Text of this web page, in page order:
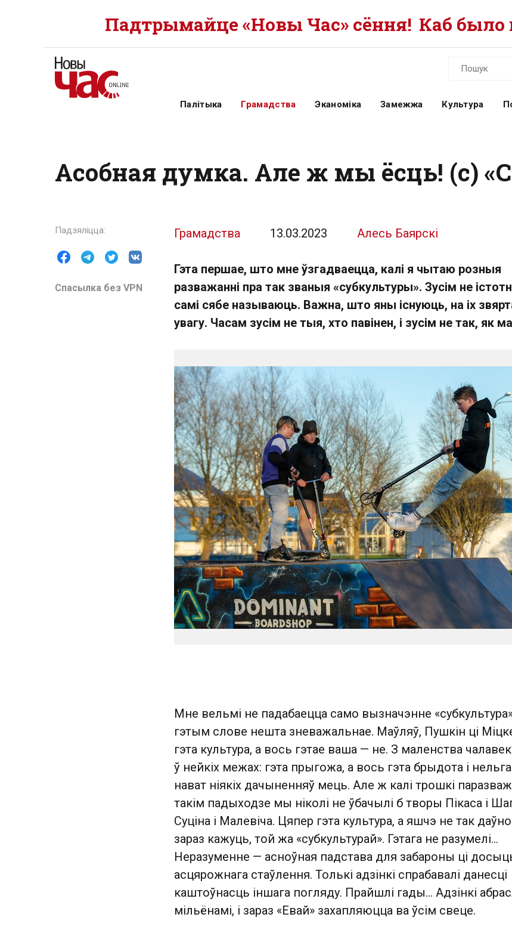
Падтрымайце «Новы Час» сёння! Каб было
Палітыка Грамадства Эканоміка Замежжа Культура
Асобная думка. Але ж мы ёсць! (с)
Спасылка без VPN
Грамадства 13.03.2023 Алесь Баярскі
Гэта першае, што мне ўзгадваецца, калі я чытаю розныя
разважанні пра так званыя «субкультуры». Зусім не
самі сябе называюць. Важна, што яны існуюць, на іх
увагу. Часам зусім не тыя, хто павінен, і зусім не так, як
Мне вельмі не падабаецца само вызначэнне
гэтым слове нешта зневажальнае. Маўляў, Пушкін ці
гэта культура, а вось гэтае ваша — не. З маленства
ў нейкіх межах: гэта прыгожа, а вось гэта брыдота і нельга
нават ніякіх дачыненняў мець. Але ж калі трошкі
такім падыходзе мы ніколі не ўбачылі б творы Пікаса і
Суціна і Малевіча. Цяпер гэта культура, а яшчэ не так
зараз кажуць, той жа «субкультурай». Гэтага не разумелі...
Неразуменне — асноўная падстава для забароны ці
асцярожнага стаўлення. Толькі адзінкі спрабавалі данесці
каштоўнасць іншага погляду. Прайшлі гады... Адзінкі
мільёнамі, і зараз «Евай» захапляюцца ва ўсім свеце.